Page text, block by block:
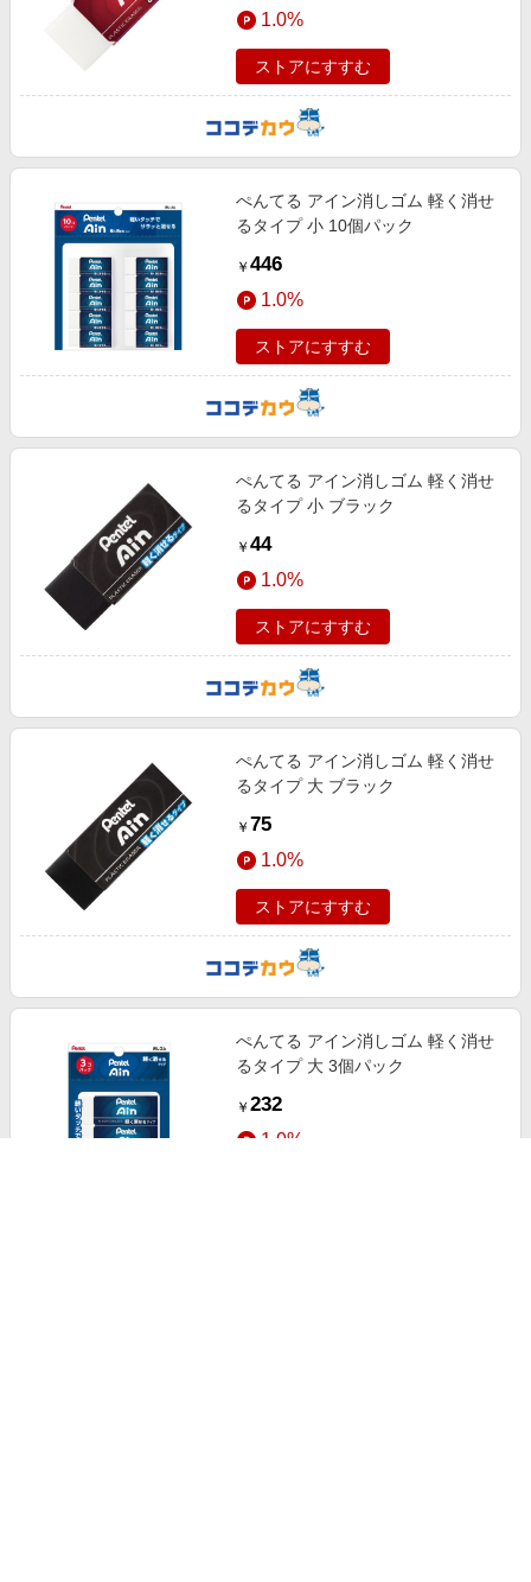
1.0%
ストアにすすむ
ぺんてる アイン消しゴム 軽く消せ
るタイプ 小 10個パック
￥ 446
1.0%
ストアにすすむ
ぺんてる アイン消しゴム 軽く消せ
るタイプ 小 ブラック
￥ 44
1.0%
ストアにすすむ
ぺんてる アイン消しゴム 軽く消せ
るタイプ 大 ブラック
￥ 75
1.0%
ストアにすすむ
ぺんてる アイン消しゴム 軽く消せ
るタイプ 大 3個パック
￥ 232
1.0%